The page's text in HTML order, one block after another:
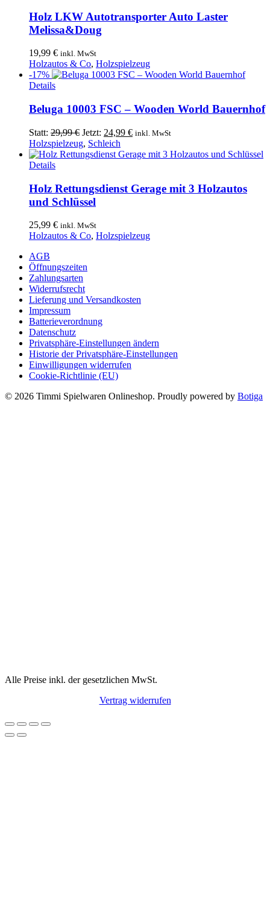
Holz LKW Autotransporter Auto Laster
Melissa&Doug
19,99 € inkl. MwSt
Holzautos & Co, Holzspielzeug
-17%
Details
Beluga 10003 FSC – Wooden World Bauernhof
Statt: 29,99€ Ursprünglicher
Preis
war:
Jetzt: 24,99 €Aktueller
ist:
inkl. MwSt
Holzspielzeug, Schleich
Details
Holz Rettungsdienst Gerage mit 3 Holzautos
und Schlüssel
25,99 € inkl. MwSt
Holzautos & Co, Holzspielzeug
AGB
Öffnungszeiten
Zahlungsarten
Widerrufsrecht
Lieferung und Versandkosten
Impressum
Batterieverordnung
Datenschutz
Privatsphäre-Einstellungen ändern
Historie der Privatsphäre-Einstellungen
Einwilligungen widerrufen
Cookie-Richtlinie (EU)
© 2026 Timmi Spielwaren Onlineshop. Proudly powered by Botiga
Alle Preise inkl. der gesetzlichen MwSt.
Vertrag widerrufen